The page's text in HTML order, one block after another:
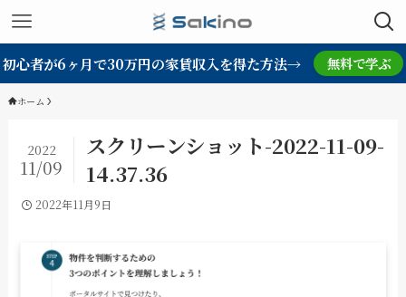
初心者が6ヶ月で30万円の家賃収入を得た方法→ 無料で学ぶ
ホーム
スクリーンショット-2022-11-09-
14.37.36
2022
11/09
2022年11月9日